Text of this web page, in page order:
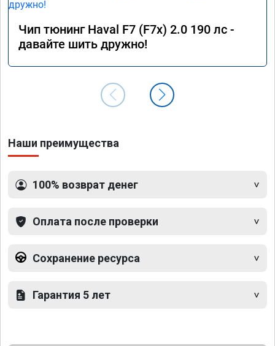
Чип тюнинг Haval F7 (F7x) 2.0 190 лс -
давайте шить дружно!
Наши преимущества
100% возврат денег
Оплата после проверки
Сохранение ресурса
Гарантия 5 лет